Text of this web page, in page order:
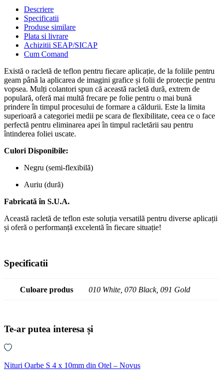
Descriere
Specificatii
Produse similare
Plata si livrare
Achizitii SEAP/SICAP
Cum Comand
Există o racletă de teflon pentru fiecare aplicație, de la foliile pentru
geam până la aplicarea de imagini grafice și folii de protecție pentru
vopsea. Mulți colantori spun că această racletă dură, extrem de
populară, oferă mai multă frecare pe folie pentru o mai bună
prindere în timpul procesului de formare a căldurii. Este la limita
superioară a categoriei medii pe scara de flexibilitate, ceea ce o face
perfectă pentru eliminarea apei în timpul racletării sau pentru
întinderea foliei uscate.
Culori Disponibile:
Negru (semi-flexibilă)
Auriu (dură)
Fabricată în S.U.A.
Această racletă de teflon este soluția versatilă pentru diverse aplicații
și oferă o performanță excelentă în fiecare situație!
Specificatii
Culoare produs 010 White, 070 Black, 091 Gold
Te-ar putea interesa și
Nituri Oarbe S 4 x 10mm din Otel – Novus